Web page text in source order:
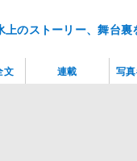
上のストーリー、舞台
文 連載 写